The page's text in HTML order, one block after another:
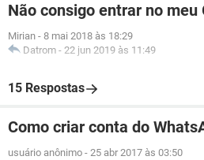
Não consigo entrar no meu
Mirian - 8 mai 2018 às 18:29
Datrom - 22 jun 2019 às 11:49
15 Respostas
Como criar conta do
usuário anônimo - 25 abr 2017 às 03:50